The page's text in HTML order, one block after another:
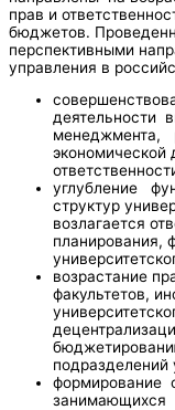
прав и
бюджетов.
перспективными
управления в
деятельности
менеджмента,
экономической
углубление
структур
возлагается
планирования,
возрастание
факультетов,
подразделений
формирование
занимающихся